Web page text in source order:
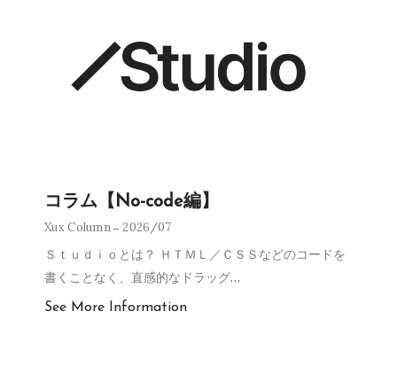
コラム【No-code編】
Xux Column 2026/07
Ｓｔｕｄｉｏとは？ ＨＴＭＬ／ＣＳＳなどのコードを
書くことなく、直感的なドラッグ…
See More Information